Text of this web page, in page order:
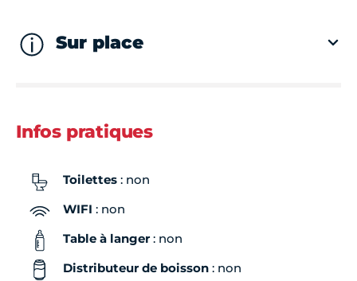
Sur place
Infos pratiques
Toilettes : non
WIFI : non
Table à langer: non
Distributeur de boisson : non